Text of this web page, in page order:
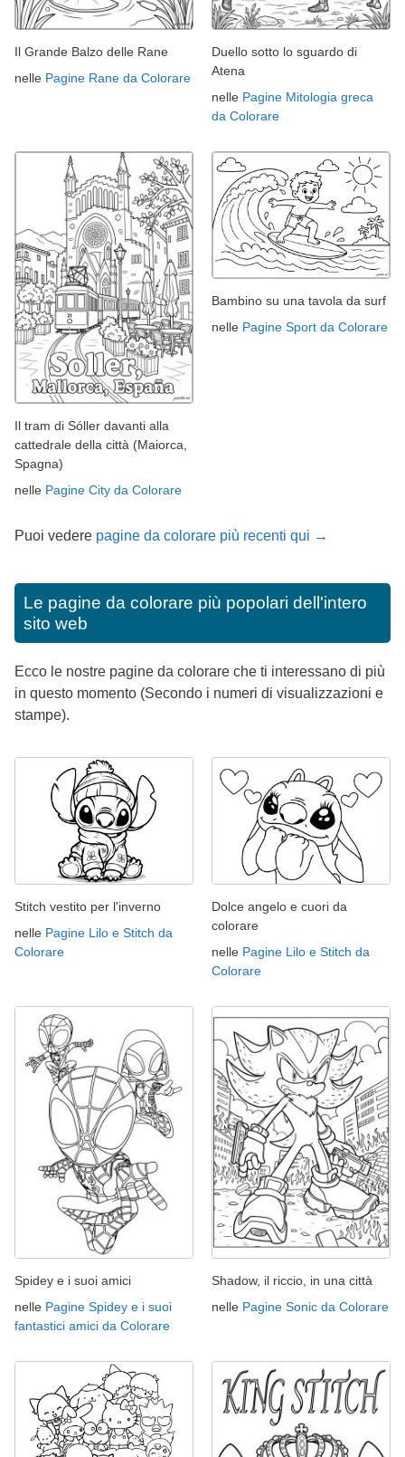
Il Grande Balzo delle Rane
nelle Pagine Rane da Colorare
Duello sotto lo sguardo di
Atena
nelle Pagine Mitologia greca
da Colorare
Il tram di Sóller davanti alla
cattedrale della città (Maiorca,
Spagna)
nelle Pagine City da Colorare
Bambino su una tavola da surf
nelle Pagine Sport da Colorare
Puoi vedere pagine da colorare più recenti qui →
Le pagine da colorare più popolari dell'intero
sito web
Ecco le nostre pagine da colorare che ti interessano di più
in questo momento (Secondo i numeri di visualizzazioni e
stampe).
Stitch vestito per l'inverno
nelle Pagine Lilo e Stitch da
Colorare
Dolce angelo e cuori da
colorare
nelle Pagine Lilo e Stitch da
Colorare
Spidey e i suoi amici
nelle Pagine Spidey e i suoi
fantastici amici da Colorare
Shadow, il riccio, in una città
nelle Pagine Sonic da Colorare